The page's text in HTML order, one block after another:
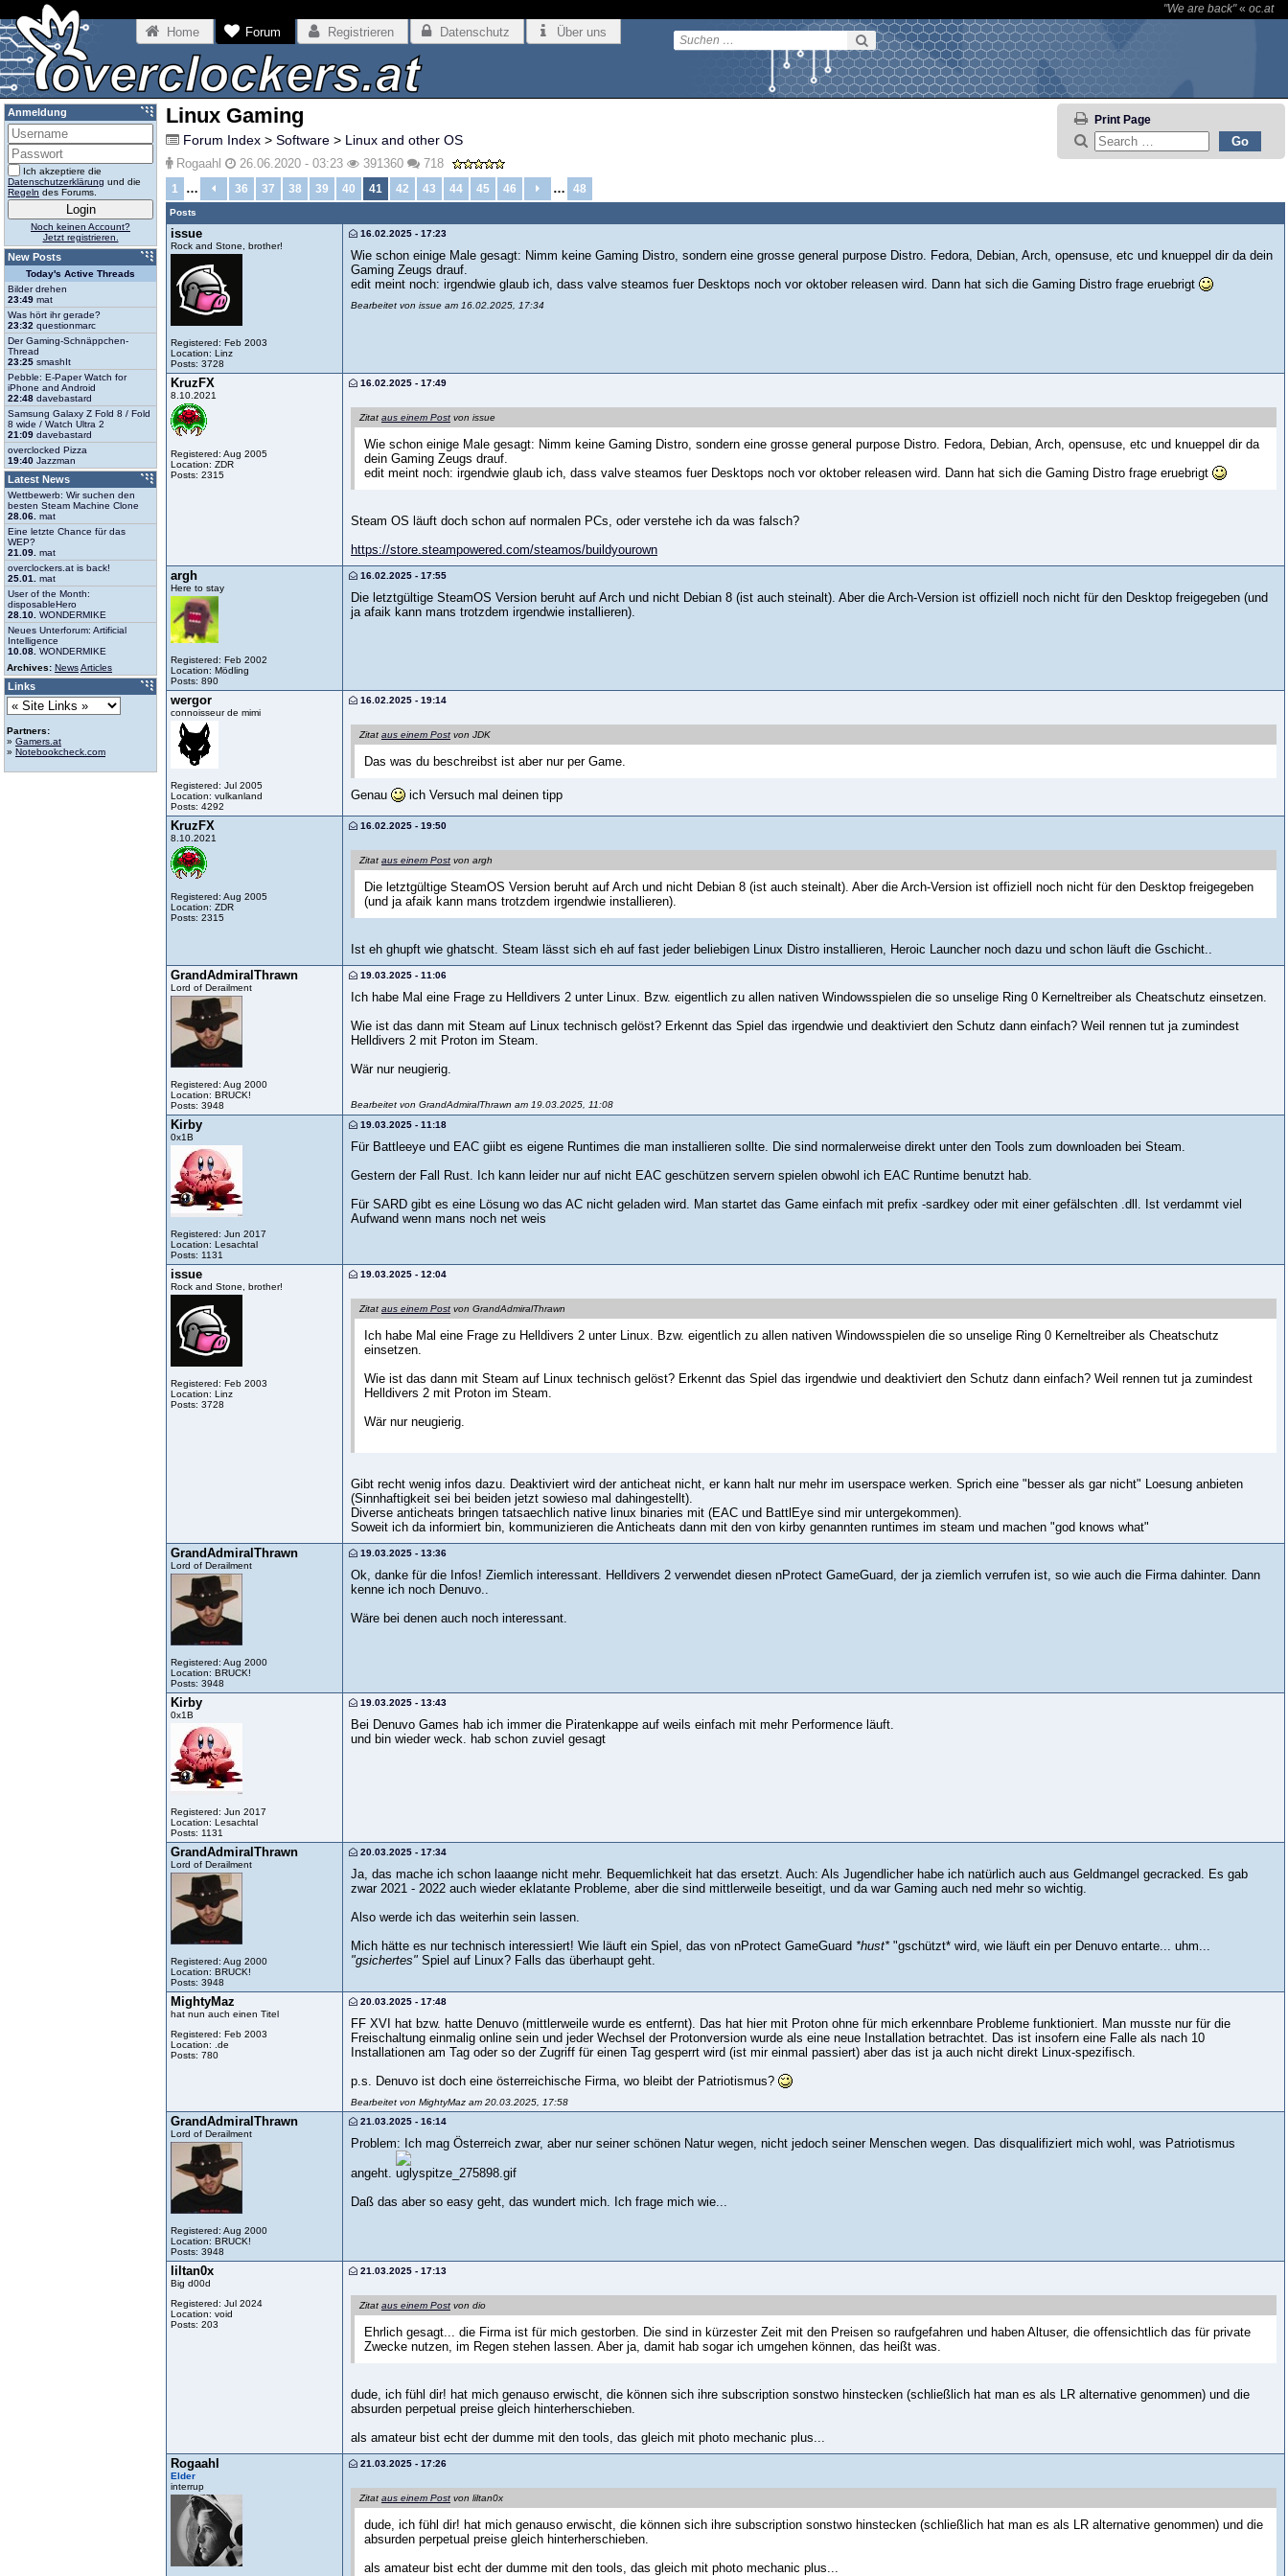
"We are back"« oc.at
Home Forum Registrieren Datenschutz Über uns
Linux Gaming Print Page
Forum Index > Software > Linux and other OS
Rogaahl 26.06.2020 - 03:23 391360 718
1 … 36 37 38 39 40 41 42 43 44 45 46 … 48
Posts
issue
Rock and Stone, brother!
Registered: Feb 2003
Location: Linz
Posts: 3728
16.02.2025 - 17:23
Wie schon einige Male gesagt: Nimm keine Gaming Distro, sondern eine grosse general purpose Distro. Fedora, Debian, Arch, opensuse, etc und knueppel dir da dein
Gaming Zeugs drauf.
edit meint noch: irgendwie glaub ich, dass valve steamos fuer Desktops noch vor oktober releasen wird. Dann hat sich die Gaming Distro frage eruebrigt
Bearbeitet von issue am 16.02.2025, 17:34
KruzFX
8.10.2021
Registered: Aug 2005
Location: ZDR
Posts: 2315
16.02.2025 - 17:49
Zitat aus einem Post von issue
Wie schon einige Male gesagt: Nimm keine Gaming Distro, sondern eine grosse general purpose Distro. Fedora, Debian, Arch, opensuse, etc und knueppel dir da
dein Gaming Zeugs drauf.
edit meint noch: irgendwie glaub ich, dass valve steamos fuer Desktops noch vor oktober releasen wird. Dann hat sich die Gaming Distro frage eruebrigt
Steam OS läuft doch schon auf normalen PCs, oder verstehe ich da was falsch?
https://store.steampowered.com/steamos/buildyourown
argh
Here to stay
Registered: Feb 2002
Location: Mödling
Posts: 890
16.02.2025 - 17:55
Die letztgültige SteamOS Version beruht auf Arch und nicht Debian 8 (ist auch steinalt). Aber die Arch-Version ist offiziell noch nicht für den Desktop freigegeben (und
ja afaik kann mans trotzdem irgendwie installieren).
wergor
connoisseur de mimi
Registered: Jul 2005
Location: vulkanland
Posts: 4292
16.02.2025 - 19:14
Zitat aus einem Post von JDK
Das was du beschreibst ist aber nur per Game.
Genau ich Versuch mal deinen tipp
KruzFX
8.10.2021
Registered: Aug 2005
Location: ZDR
Posts: 2315
16.02.2025 - 19:50
Zitat aus einem Post von argh
Die letztgültige SteamOS Version beruht auf Arch und nicht Debian 8 (ist auch steinalt). Aber die Arch-Version ist offiziell noch nicht für den Desktop freigegeben
(und ja afaik kann mans trotzdem irgendwie installieren).
Ist eh ghupft wie ghatscht. Steam lässt sich eh auf fast jeder beliebigen Linux Distro installieren, Heroic Launcher noch dazu und schon läuft die Gschicht..
GrandAdmiralThrawn
Lord of Derailment
Registered: Aug 2000
Location: BRUCK!
Posts: 3948
19.03.2025 - 11:06
Ich habe Mal eine Frage zu Helldivers 2 unter Linux. Bzw. eigentlich zu allen nativen Windowsspielen die so unselige Ring 0 Kerneltreiber als Cheatschutz einsetzen.
Wie ist das dann mit Steam auf Linux technisch gelöst? Erkennt das Spiel das irgendwie und deaktiviert den Schutz dann einfach? Weil rennen tut ja zumindest
Helldivers 2 mit Proton im Steam.
Wär nur neugierig.
Bearbeitet von GrandAdmiralThrawn am 19.03.2025, 11:08
Kirby
0x1B
Registered: Jun 2017
Location: Lesachtal
Posts: 1131
19.03.2025 - 11:18
Für Battleeye und EAC giibt es eigene Runtimes die man installieren sollte. Die sind normalerweise direkt unter den Tools zum downloaden bei Steam.
Gestern der Fall Rust. Ich kann leider nur auf nicht EAC geschützen servern spielen obwohl ich EAC Runtime benutzt hab.
Für SARD gibt es eine Lösung wo das AC nicht geladen wird. Man startet das Game einfach mit prefix -sardkey oder mit einer gefälschten .dll. Ist verdammt viel
Aufwand wenn mans noch net weis
issue
Rock and Stone, brother!
Registered: Feb 2003
Location: Linz
Posts: 3728
19.03.2025 - 12:04
Zitat aus einem Post von GrandAdmiralThrawn
Ich habe Mal eine Frage zu Helldivers 2 unter Linux. Bzw. eigentlich zu allen nativen Windowsspielen die so unselige Ring 0 Kerneltreiber als Cheatschutz
einsetzen.
Wie ist das dann mit Steam auf Linux technisch gelöst? Erkennt das Spiel das irgendwie und deaktiviert den Schutz dann einfach? Weil rennen tut ja zumindest
Helldivers 2 mit Proton im Steam.
Wär nur neugierig.
Gibt recht wenig infos dazu. Deaktiviert wird der anticheat nicht, er kann halt nur mehr im userspace werken. Sprich eine "besser als gar nicht" Loesung anbieten
(Sinnhaftigkeit sei bei beiden jetzt sowieso mal dahingestellt).
Diverse anticheats bringen tatsaechlich native linux binaries mit (EAC und BattlEye sind mir untergekommen).
Soweit ich da informiert bin, kommunizieren die Anticheats dann mit den von kirby genannten runtimes im steam und machen "god knows what"
GrandAdmiralThrawn
Lord of Derailment
Registered: Aug 2000
Location: BRUCK!
Posts: 3948
19.03.2025 - 13:36
Ok, danke für die Infos! Ziemlich interessant. Helldivers 2 verwendet diesen nProtect GameGuard, der ja ziemlich verrufen ist, so wie auch die Firma dahinter. Dann
kenne ich noch Denuvo..
Wäre bei denen auch noch interessant.
Kirby
0x1B
Registered: Jun 2017
Location: Lesachtal
Posts: 1131
19.03.2025 - 13:43
Bei Denuvo Games hab ich immer die Piratenkappe auf weils einfach mit mehr Performence läuft.
und bin wieder weck. hab schon zuviel gesagt
GrandAdmiralThrawn
Lord of Derailment
Registered: Aug 2000
Location: BRUCK!
Posts: 3948
20.03.2025 - 17:34
Ja, das mache ich schon laaange nicht mehr. Bequemlichkeit hat das ersetzt. Auch: Als Jugendlicher habe ich natürlich auch aus Geldmangel gecracked. Es gab
zwar 2021 - 2022 auch wieder eklatante Probleme, aber die sind mittlerweile beseitigt, und da war Gaming auch ned mehr so wichtig.
Also werde ich das weiterhin sein lassen.
Mich hätte es nur technisch interessiert! Wie läuft ein Spiel, das von nProtect GameGuard *hust*"gschützt* wird, wie läuft ein per Denuvo entarte... uhm...
"gsichertes" Spiel auf Linux? Falls das überhaupt geht.
MightyMaz
hat nun auch einen Titel
Registered: Feb 2003
Location: .de
Posts: 780
20.03.2025 - 17:48
FF XVI hat bzw. hatte Denuvo (mittlerweile wurde es entfernt). Das hat hier mit Proton ohne für mich erkennbare Probleme funktioniert. Man musste nur für die
Freischaltung einmalig online sein und jeder Wechsel der Protonversion wurde als eine neue Installation betrachtet. Das ist insofern eine Falle als nach 10
Installationen am Tag oder so der Zugriff für einen Tag gesperrt wird (ist mir einmal passiert) aber das ist ja auch nicht direkt Linux-spezifisch.
p.s. Denuvo ist doch eine österreichische Firma, wo bleibt der Patriotismus?
Bearbeitet von MightyMaz am 20.03.2025, 17:58
GrandAdmiralThrawn
Lord of Derailment
Registered: Aug 2000
Location: BRUCK!
Posts: 3948
21.03.2025 - 16:14
Problem: Ich mag Österreich zwar, aber nur seiner schönen Natur wegen, nicht jedoch seiner Menschen wegen. Das disqualifiziert mich wohl, was Patriotismus
angeht.
Daß das aber so easy geht, das wundert mich. Ich frage mich wie...
liltan0x
Big d00d
Registered: Jul 2024
Location: void
Posts: 203
21.03.2025 - 17:13
Zitat aus einem Post von dio
Ehrlich gesagt... die Firma ist für mich gestorben. Die sind in kürzester Zeit mit den Preisen so raufgefahren und haben Altuser, die offensichtlich das für private
Zwecke nutzen, im Regen stehen lassen. Aber ja, damit hab sogar ich umgehen können, das heißt was.
dude, ich fühl dir! hat mich genauso erwischt, die können sich ihre subscription sonstwo hinstecken (schließlich hat man es als LR alternative genommen) und die
absurden perpetual preise gleich hinterherschieben.
als amateur bist echt der dumme mit den tools, das gleich mit photo mechanic plus...
Rogaahl
Elder
interrup
21.03.2025 - 17:26
Zitat aus einem Post von liltan0x
dude, ich fühl dir! hat mich genauso erwischt, die können sich ihre subscription sonstwo hinstecken (schließlich hat man es als LR alternative genommen) und die
absurden perpetual preise gleich hinterherschieben.
als amateur bist echt der dumme mit den tools, das gleich mit photo mechanic plus...
Anmeldung
Ich akzeptiere die
Datenschutzerklärung und die
Regeln des Forums.
Noch keinen Account?
Jetzt registrieren.
New Posts
Today's Active Threads
Bilder drehen
23:49 mat
Was hört ihr gerade?
23:32 questionmarc
Der Gaming-Schnäppchen-
Thread
23:25 smashIt
Pebble: E-Paper Watch for
iPhone and Android
22:48 davebastard
Samsung Galaxy Z Fold 8 / Fold
8 wide / Watch Ultra 2
21:09 davebastard
overclocked Pizza
19:40 Jazzman
Latest News
Wettbewerb: Wir suchen den
besten Steam Machine Clone
28.06. mat
Eine letzte Chance für das
WEP?
21.09. mat
overclockers.at is back!
25.01.
mat
User of the Month:
disposableHero
28.10. WONDERMIKE
Neues Unterforum: Artificial
Intelligence
10.08. WONDERMIKE
Archives: NewsArticles
Links
Partners:
» Gamers.at
» Notebookcheck.com